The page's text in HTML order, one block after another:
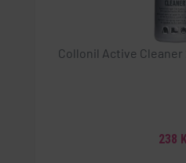
Collonil Active
238